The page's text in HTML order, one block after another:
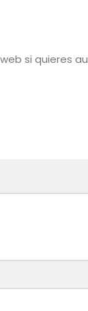
si quieres